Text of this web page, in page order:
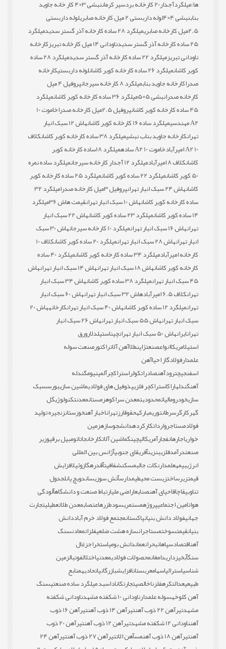
ها:میلگردآجدار20 کارخانه بردسیر کرمان
نبشی 3×4 کار خانه جاوید
بنابنبشی 4×4 لوله داربستی 2 میل کارخانه صابری
لوله داربستی
2.5میل کارخانه صابری
میلگرد 28 ساده کارخانه آذر گستر سدید
میلگرد
25 ساده کارخانه آذر گستر سدید
ناودانی 14 میل کارخانه تبریز
کارخانه
ناودانی تبریزمیلگرد 22 ساده کارخانه آذر گستر سدید
میلگرد 28 ساده
کویر کاشانمیلگرد 26 ساده کارخانه کویر کاشان لوله داربستیکارخانه
صدراکارخانه جاوید بنابمیلگرد 8 کارخانه سیرجان
پروفیل 4 میل
کارخانه صدرانبشی 5×5 میلگرد 36 ساده کارخانه کویر کاشان
میلگرد
45 ساده کارخانه کویر کاشان
پروفیل 2.5میل کارخانه صدرا
خاموت 10
A2 مهندسی
میلگرد ساده 16 کارخانه کویر کاشان
هاش 12 سبک انبار
تهرانکارخانه جاوید بناب نبشیمیلگرد 38 ساده کارخانه کویر کاشان
کلاف
10 A2 امیرآباد
خاموت 10 A2 ساده
میلگرد 18ساده کارخانه کویر
کاشانکلاف 8 امیرآباد میلگرد 12 آجدار کارخانه سیرجان
میلگرد ساده نمره
50 کویر کاشان
میلگرد 22 ساده کویر کاشان
میلگرد 25 ساده کارخانه کویر
کاشانهاش 24 سبک انبار تهران پروفیل 3میل کارخانه صدرا
میلگرد 32
ساده کارخانه کویر کاشانهاش 10 سبک انبار تهران قیمت هاش 36
میلگرد
14 ساده کویر کاشان
میلگرد 23 ساده کویر کاشان
هاش 22 سبک انبار
تهرانهاش 16 سبک انبار تهران میلگرد 10 کارخانه سیرجان
هاش 30 سبک
انبار تهرانهاش 28 سبک انبار تهران میلگرد 20 ساده کویر کاشان
کلاف 10
کارخانه امیرآبادمیلگرد 34 ساده کارخانه کویر کاشان
میلگرد 40 ساده
کارخانه کویر کاشانهاش 18 سبک انبار تهران هاش 14 سبک انبار تهران
هاش
45 سبک انبار تهران
میلگرد 38 ساده کویر کاشان
هاش 34 سبک انبار
تهرانکلاف 6.5 امیرآباد هاش 32 سبک انبار تهران
هاش 60 سبک انبار
تهرانمیلگرد 12 ساده کویر کاشان هاش 40 سبک انبار تهران کارخانه
هاش 20
سبک انبار تهرانهاش 55 سبک انبار تهران
هاش 26 سبک انبار
تهرانایرانهاش 50 سبک انبار تهران چیناستیلدلارورق
استیلامریکاانواعصنعتژاپنطلاآهن آلاتراکتورصنعت سوله
علمدارفولادگاز احیاآهن
اسفنجیچترودآهنصادراتکولراستراکچرآلمینیومگندله
آهنگندلهاراکاستراکچر فلزیپذوفیل های فولادیماشین سازیبورسسبک
سازیخودرومالیاتمحدودیتمعدن سراکوهزمستانمعدنتکنولوژیگل
گهرکارگرسرطانتوریمبارکهحقوقارزتهراناخبار آهنخوزستانزنجیره تولید
فولادمستاجروارداتکارکردهدانشجوسازهزمین
خواریاجارهانفجارآمریکالیچینگماشین آلاتکارخانجاتاتومبیل برقیوزیر
صنعتدرآمدفلزیبنزینآفریقای جنوبیآژانس بین المللی
انرژیبیمهعلمدارنکات جالبمسکنشفافیتآقدرهگازوئیلافزایش
قیمتزیرساختزیست محیطیمدارسآتش سوزیساندویچ پانلجدول
تناوبیقاچاقاحیای آهنصنایعاراضی ملیارتباط صنعت و دانشگاهآلودگی
هواتامین اجتماعیپروژهمستمریسودطزرهاعتصابمعدن طلاتعطیلیتجارت
جهانیفولاد دانش بنیانپاکستانمجتمع فولاد خرم آباددانش
بنیانقیمتسوختمستاجرانسازه هشت ضلعیفلزاتمعادنسنگ
آهناقتصادسپاهانبحرانعماندانش بومیاستخراجزغال
سنگآبخیزداریدامغانمحصولات فولادیمعدنیاختلالفوتبالزمین
شناسیاسترالیاسهامعربستانافزایشبازرگانیاتحادیهمنابع
طبیعیعدالتکرهفلزناخالصیتجارتکاناداسبد میلگرد ساده صنعتیسنگ
آهن کلوخهسوله علمدارناودانی 10 شکفته مشهد
ناودانی شکفته
مشهدتیرآهن 22 ذوب آهن تیرآهن 14 ذوب آهن
تیرآهن 16 ذوب
آهنناودانی 12 شکفته مشهد تیرآهن 12 ذوب آهن
تیرآهن 20 ذوب
آهنتیرآهن 18 ذوب آهن مسآهن الاتتیرآهن 27 ذوب آهن
تیرآهن 24